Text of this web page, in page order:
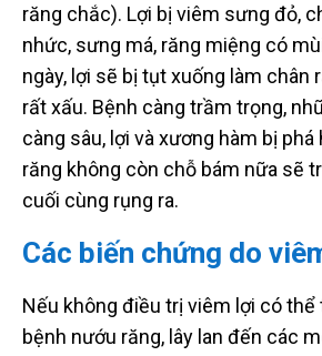
răng chắc). Lợi bị viêm sưng đỏ,
nhức, sưng má, răng miệng có
ngày, lợi sẽ bị tụt xuống làm chân
rất xấu. Bệnh càng trầm trọng,
càng sâu, lợi và xương hàm bị phá
răng không còn chỗ bám nữa sẽ
cuối cùng rụng ra.
Các biến chứng do
Nếu không điều trị viêm lợi có
bệnh nướu răng, lây lan đến các